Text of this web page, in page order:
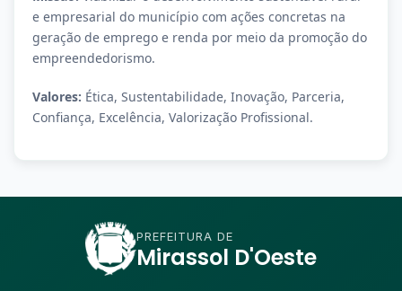
e empresarial do município com ações concretas na
geração de emprego e renda por meio da promoção do
empreendedorismo.
Valores: Ética, Sustentabilidade, Inovação, Parceria,
Confiança, Excelência, Valorização Profissional.
PREFEITURA DE
Mirassol D'Oeste